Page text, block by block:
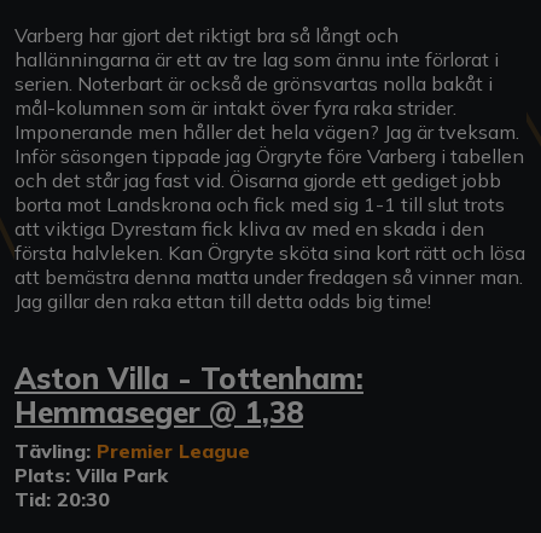
Varberg har gjort det riktigt bra så långt och
hallänningarna är ett av tre lag som ännu inte förlorat i
serien. Noterbart är också de grönsvartas nolla bakåt i
mål-kolumnen som är intakt över fyra raka strider.
Imponerande men håller det hela vägen? Jag är tveksam.
Inför säsongen tippade jag Örgryte före Varberg i tabellen
och det står jag fast vid. Öisarna gjorde ett gediget jobb
borta mot Landskrona och fick med sig 1-1 till slut trots
att viktiga Dyrestam fick kliva av med en skada i den
första halvleken. Kan Örgryte sköta sina kort rätt och lösa
att bemästra denna matta under fredagen så vinner man.
Jag gillar den raka ettan till detta odds big time!
Aston Villa - Tottenham:
Hemmaseger @ 1,38
Tävling: Premier League
Plats: Villa Park
Tid: 20:30